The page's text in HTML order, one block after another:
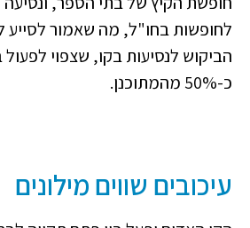
לחופשות בחו"ל, מה שאמור
הביקוש לנסיעות בקו, שצפוי
כ-50% מהמתוכנן.
עיכובים שווים מילונים